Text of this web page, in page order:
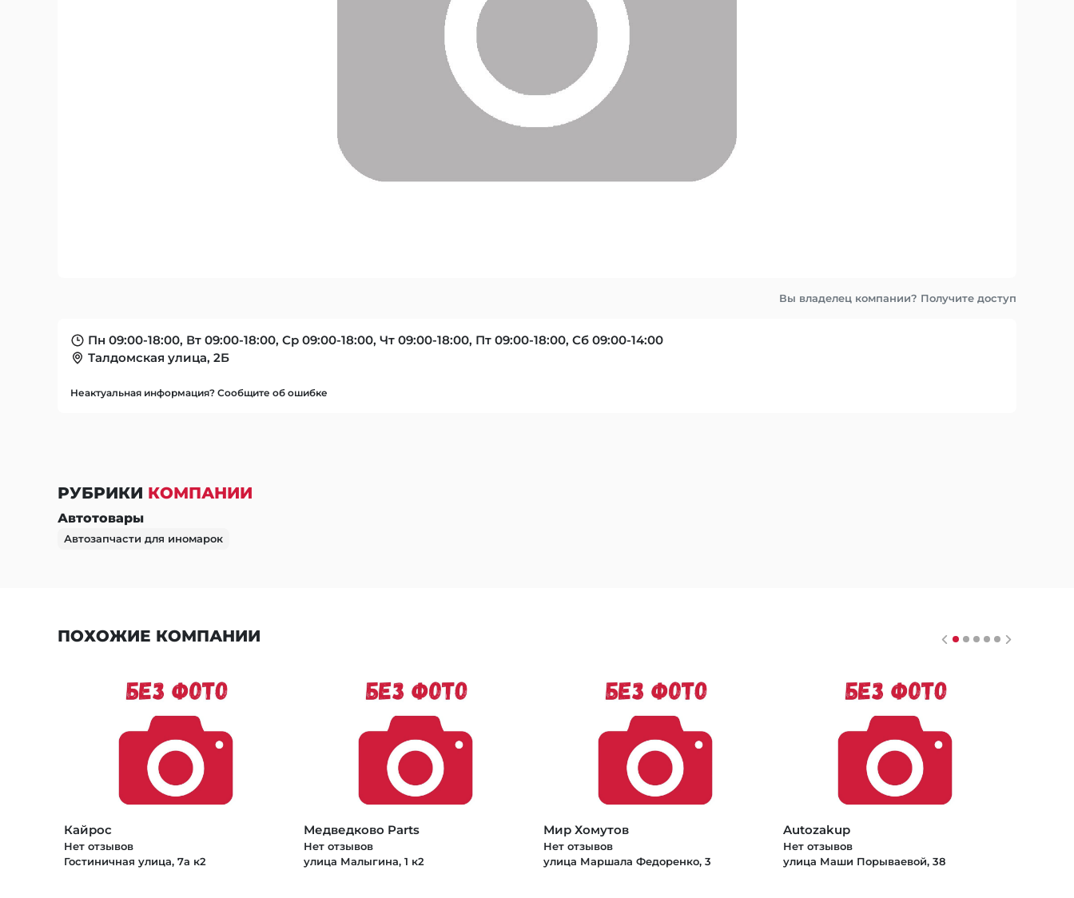
Вы владелец компании? Получите доступ
Пн 09:00-18:00, Вт 09:00-18:00, Ср 09:00-18:00, Чт 09:00-18:00, Пт 09:00-18:00, Сб 09:00-14:00
Талдомская улица, 2Б
Неактуальная информация? Сообщите об ошибке
РУБРИКИ КОМПАНИИ
Автотовары
Автозапчасти для иномарок
ПОХОЖИЕ КОМПАНИИ
Кайрос
Нет отзывов
Гостиничная улица, 7а к2
Медведково Parts
Нет отзывов
улица Малыгина, 1 к2
Мир Хомутов
Нет отзывов
улица Маршала Федоренко, 3
Autozakup
Нет отзывов
улица Маши Порываевой, 38